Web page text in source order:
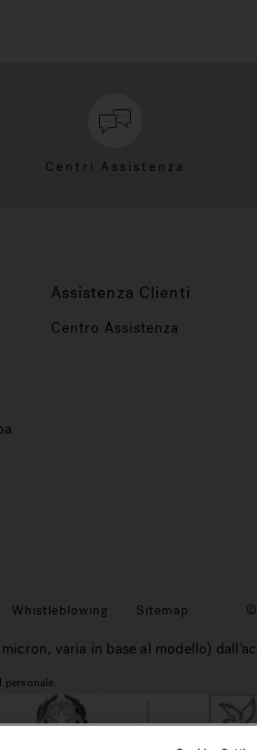
Centri Assistenza
Assistenza Clienti
Centro Assistenza
Whistleblowing Sitemap ©
varia in base al modello)
personale.